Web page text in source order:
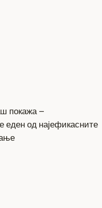
покажа –
еден од најефикасните